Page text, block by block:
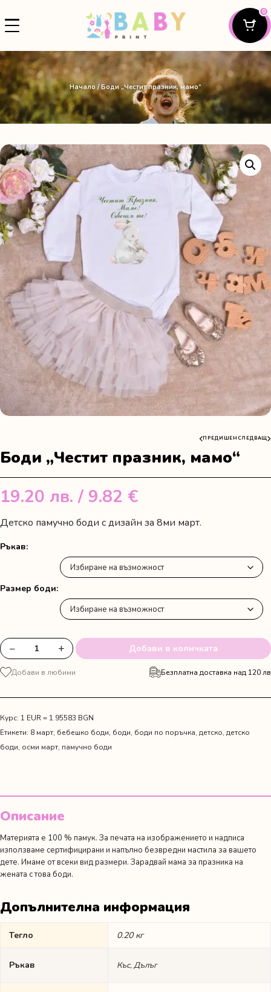
0
Начало / Боди „Честит празник, мамо“
ПРЕДИШЕН СЛЕДВАЩ
Боди „Честит празник, мамо“
19.20 лв. / 9.82 €
Детско памучно боди с дизайн за 8ми март.
Ръкав
Размер боди
количество
за
Боди
мамо"
− + Добави в количката
Добави в любими Безплатна доставка над 120 лв
Курс: 1 EUR = 1.95583 BGN
Етикети: 8 март, бебешко боди, боди, боди по поръчка, детско, детско
боди, осми март, памучно боди
Описание
Материята е 100 % памук. За печата на изображението и надписа
използваме сертифицирани и напълно безвредни мастила за вашето
дете. Имаме от всеки вид размери. Зарадвай мама за празника на
жената с това боди.
Допълнителна информация
Тегло 0.20 кг
Ръкав Къс, Дълъг